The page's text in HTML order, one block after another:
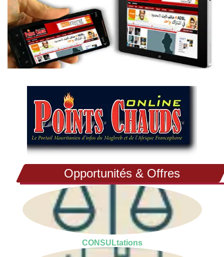
Opportunités & Offres
CONSULtations